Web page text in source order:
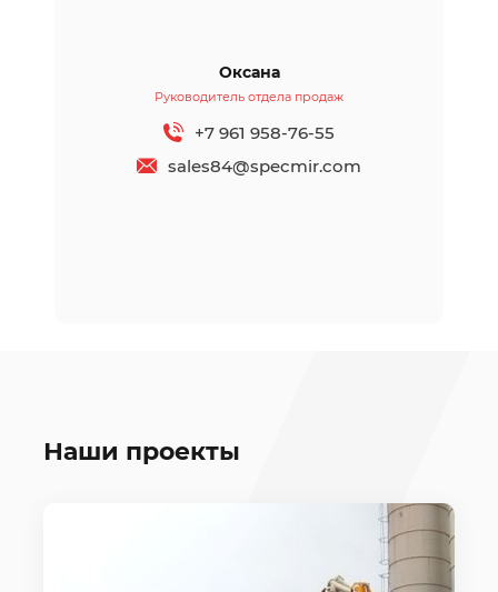
Оксана
Руководитель отдела продаж
+7 961 958-76-55
sales84@specmir.com
Наши проекты